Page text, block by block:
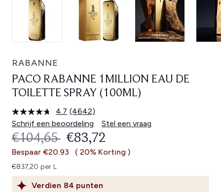
RABANNE
PACO RABANNE 1MILLION EAU DE
TOILETTE SPRAY (100ML)
4.7 Lees
4642
beoordelingen.
Dezelfde
paginalink.
(4642)
Schrijf een beoordeling
Stel een vraag
Verdien 84 punten
RECOMMENDED RETAIL PRICE:
€104,65 HUIDIGE PRIJS:
€83,72
Bespaar €20.93 ( 20% Korting )
€837,20 per L